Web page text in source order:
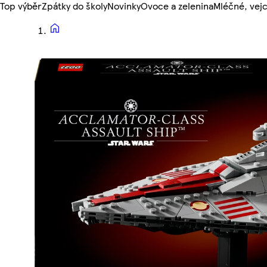
Top výběrZpátky do školyNovinkyOvoce a zeleninaMléčné,